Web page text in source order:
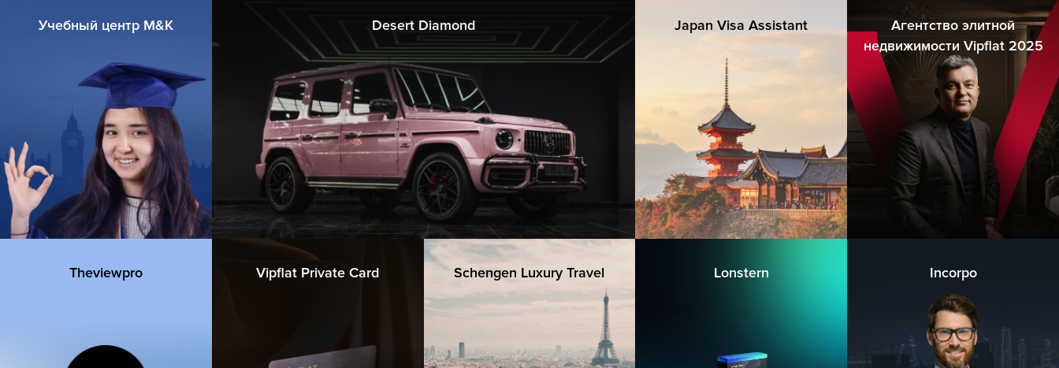
Учебный центр M&K Desert Diamond Japan Visa Assistant
Агентство элитной
недвижимости Vipflat 2025
Theviewpro Vipflat Private Card Schengen Luxury Travel Lonstern Incorpo